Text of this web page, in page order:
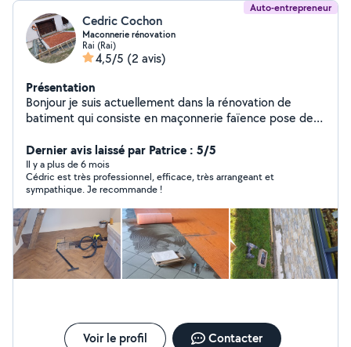
Auto-entrepreneur
Cedric Cochon
Maconnerie rénovation
Rai (Rai)
4,5/5 (2 avis)
Présentation
Bonjour je suis actuellement dans la rénovation de
batiment qui consiste en maçonnerie faïence pose de
Dernier avis laissé par Patrice : 5/5
Il y a plus de 6 mois
Cédric est très professionnel, efficace, très arrangeant et
sympathique. Je recommande !
Voir le profil Contacter